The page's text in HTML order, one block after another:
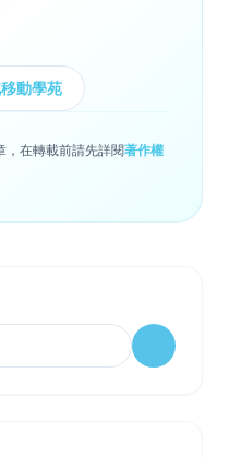
動學苑
，在轉載前請先詳閱著作權